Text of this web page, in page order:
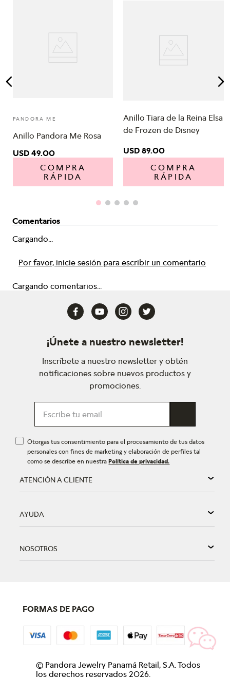
PANDORA ME
Anillo Pandora Me Rosa
USD 49.00
COMPRA
RÁPIDA
Anillo Tiara de la Reina Elsa
de Frozen de Disney
USD 89.00
COMPRA
RÁPIDA
Comentarios
Cargando...
Por favor, inicie sesión para escribir un comentario
Cargando comentarios...
¡Únete a nuestro newsletter!
Inscríbete a nuestro newsletter y obtén
notificaciones sobre nuevos productos y
promociones.
Otorgas tus consentimiento para el procesamiento de tus datos
personales con fines de marketing y elaboración de perfiles tal
como se describe en nuestraPolítica de privacidad.
ATENCIÓN A CLIENTE
AYUDA
NOSOTROS
FORMAS DE PAGO
© Pandora Jewelry Panamá Retail, S.A. Todos
los derechos reservados 2026.